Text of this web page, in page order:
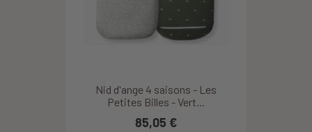
Nid d'ange 4 saisons - Les
Petites Billes - Vert...
85,05 €